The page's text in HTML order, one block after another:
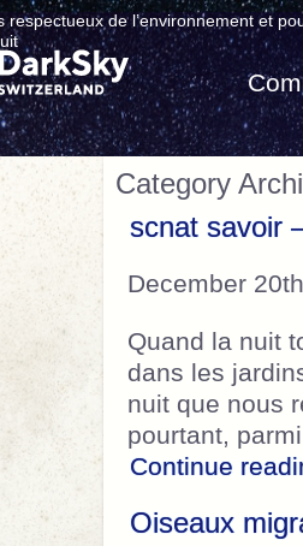
respectueux de l’environnement et
Category
scnat savoir
December
Quand la nuit
dans les
nuit que nous
pourtant,
Continue
Oiseaux